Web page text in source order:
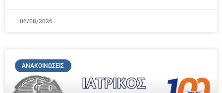
06/08/2026
ΑΝΑΚΟΙΝΏΣΕΙΣ